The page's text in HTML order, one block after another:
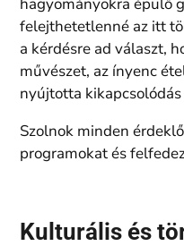
felejthetetlenné az itt
a kérdésre ad választ,
művészet, az ínyenc
nyújtotta
Szolnok minden
programokat és
Kulturális és